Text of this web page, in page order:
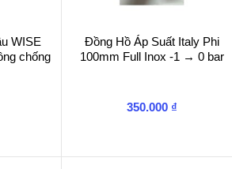
WISE
chống
Đồng Hồ Áp Suất Italy Phi
100mm Full Inox -1 → 0 bar
350.000 ₫